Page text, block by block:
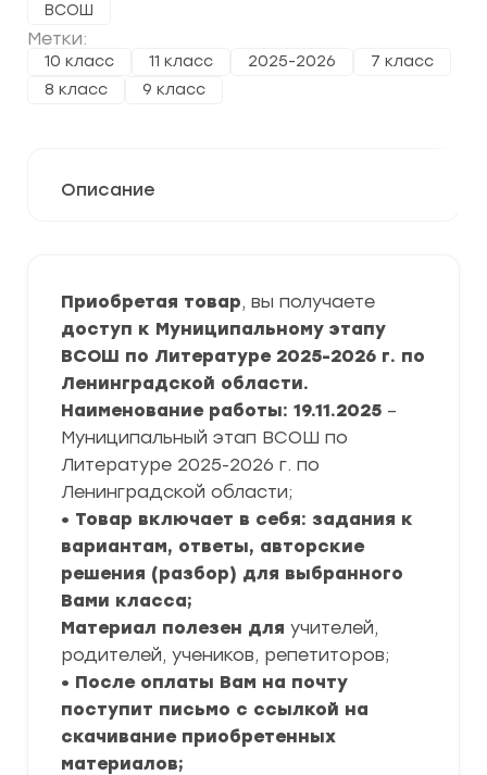
ВСОШ
Метки:
10 класс 11 класс 2025-2026
7 класс
8 класс
9 класс
Описание
Приобретая товар, вы получаете
доступ к Муниципальному этапу
ВСОШ по Литературе 2025-2026 г. по
Ленинградской области.
Наименование работы: 19.11.2025 –
Муниципальный этап ВСОШ по
Литературе 2025-2026 г. по
Ленинградской области;
• Товар включает в себя: задания к
вариантам, ответы, авторские
решения (разбор) для выбранного
Вами класса;
Материал полезен для учителей,
родителей, учеников, репетиторов;
• После оплаты Вам на почту
поступит письмо с ссылкой на
скачивание приобретенных
материалов;